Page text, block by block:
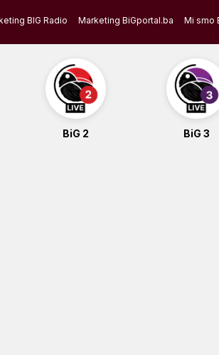
BIG Radio Marketing BiGportal.ba Mi smo
BiG 2 BiG 3